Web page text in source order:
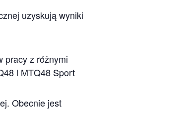
uzyskują wyniki
pracy z różnymi
i MTQ48 Sport
Obecnie jest